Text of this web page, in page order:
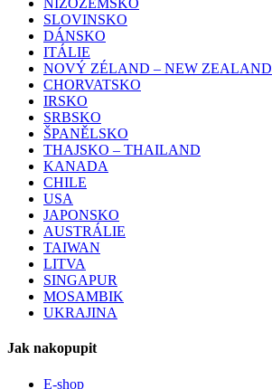
NIZOZEMSKO
SLOVINSKO
DÁNSKO
ITÁLIE
NOVÝ ZÉLAND – NEW ZEALAND
CHORVATSKO
IRSKO
SRBSKO
ŠPANĚLSKO
THAJSKO – THAILAND
KANADA
CHILE
USA
JAPONSKO
AUSTRÁLIE
TAIWAN
LITVA
SINGAPUR
MOSAMBIK
UKRAJINA
Jak nakopupit
E-shop